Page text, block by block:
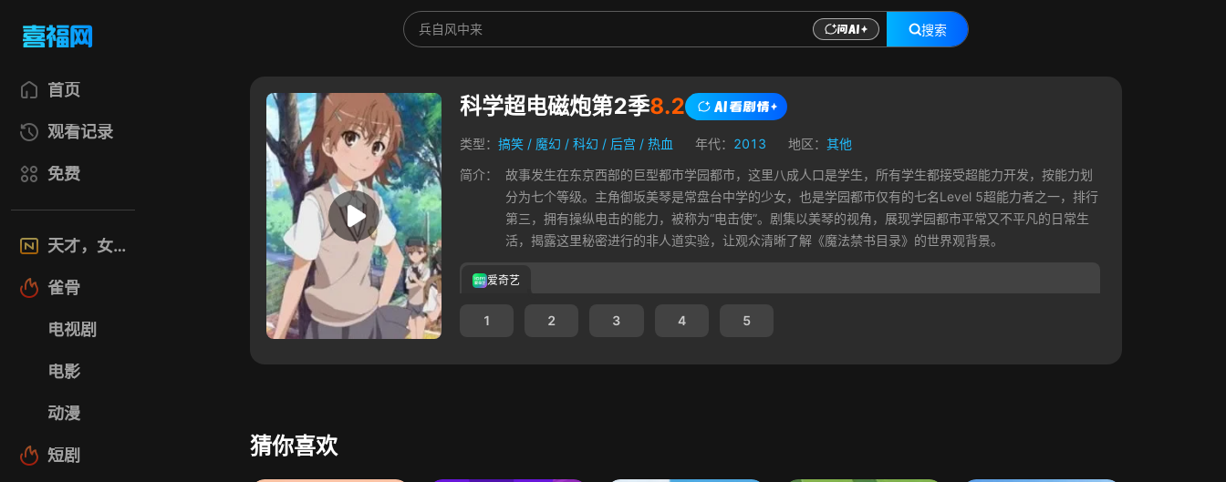
搜索
首页
观看记录
免费
天才，女友
雀骨
电视剧
电影
动漫
短剧
科学超电磁炮第2季8.2
类型： 搞笑 / 魔幻 / 科幻 / 后宫 / 热血 年代： 2013 地区： 其他
简介：
故事发生在东京西部的巨型都市学园都市，这里八成人口是学生，所有学生都接受超能力开发，按能力划
分为七个等级。主角御坂美琴是常盘台中学的少女，也是学园都市仅有的七名Level 5超能力者之一，排行
第三，拥有操纵电击的能力，被称为“电击使”。剧集以美琴的视角，展现学园都市平常又不平凡的日常生
活，揭露这里秘密进行的非人道实验，让观众清晰了解《魔法禁书目录》的世界观背景。
爱奇艺
1 2 3 4 5
猜你喜欢